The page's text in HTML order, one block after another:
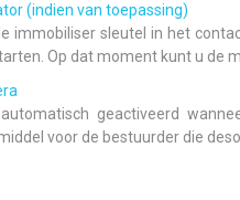
(indien van toepassing)
immobiliser sleutel in het
Op dat moment kunt u de
geactiveerd
voor de bestuurder die